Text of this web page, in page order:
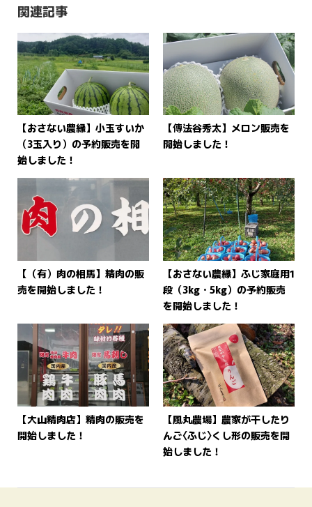
関連記事
【おさない農縁】小玉すいか
（3玉入り）の予約販売を開
始しました！
【傳法谷秀太】メロン販売を
開始しました！
【（有）肉の相馬】精肉の販
売を開始しました！
【おさない農縁】ふじ家庭用1
段（3kg・5kg）の予約販売
を開始しました！
【大山精肉店】精肉の販売を
開始しました！
【風丸農場】農家が干したり
んご〈ふじ〉くし形の販売を開
始しました！